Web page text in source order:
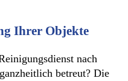
Ihrer Objekte
nach
betreut? Die